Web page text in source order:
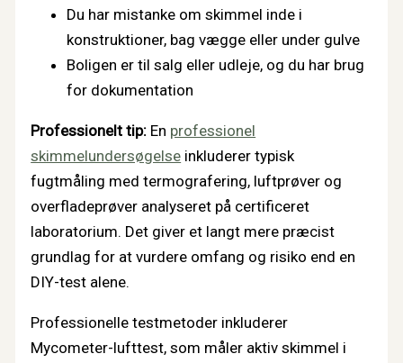
Du har mistanke om skimmel inde i
konstruktioner, bag vægge eller under gulve
Boligen er til salg eller udleje, og du har brug
for dokumentation
Professionelt tip: En professionel
skimmelundersøgelse inkluderer typisk
fugtmåling med termografering, luftprøver og
overfladeprøver analyseret på certificeret
laboratorium. Det giver et langt mere præcist
grundlag for at vurdere omfang og risiko end en
DIY-test alene.
Professionelle testmetoder inkluderer
Mycometer-lufttest, som måler aktiv skimmel i